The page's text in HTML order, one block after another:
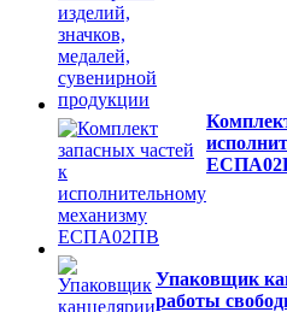
Упаковщик
работы